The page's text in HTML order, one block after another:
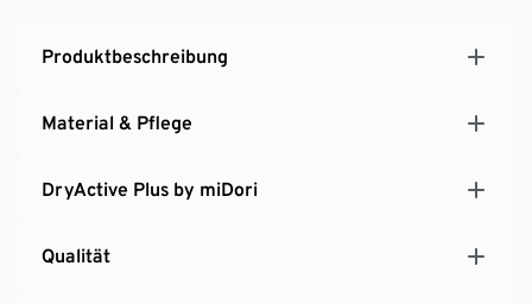
Produktbeschreibung
Material & Pflege
DryActive Plus by miDori
Qualität